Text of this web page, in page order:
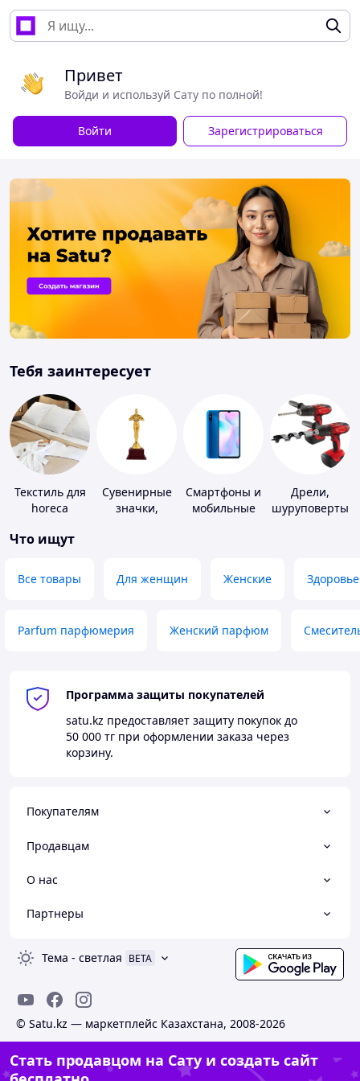
Привет
Войди и используй Сату по полной!
Войти Зарегистрироваться
Тебя заинтересует
Текстиль для
horeca
Сувенирные
значки,
Смартфоны и
мобильные
Дрели,
шуруповерты
Что ищут
Все товары Для женщин Женские Здоровье
Parfum парфюмерия Женский парфюм
Программа защиты покупателей
satu.kz предоставляет защиту покупок до
50 000 тг при оформлении заказа через
корзину.
Покупателям
Продавцам
О нас
Партнеры
Тема - светлая BETA
© Satu.kz — маркетплейс Казахстана, 2008-2026
Стать продавцом на Сату и создать сайт